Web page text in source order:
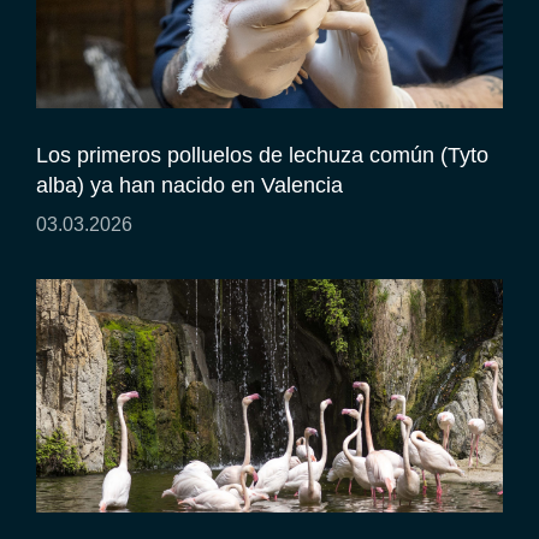
Los primeros polluelos de lechuza común (Tyto
alba) ya han nacido en Valencia
03.03.2026